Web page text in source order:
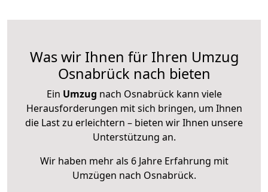
Was wir Ihnen für Ihren Umzug
Osnabrück nach bieten
Ein Umzug nach Osnabrück kann viele
Herausforderungen mit sich bringen, um Ihnen
die Last zu erleichtern – bieten wir Ihnen unsere
Unterstützung an.
Wir haben mehr als 6 Jahre Erfahrung mit
Umzügen nach Osnabrück.